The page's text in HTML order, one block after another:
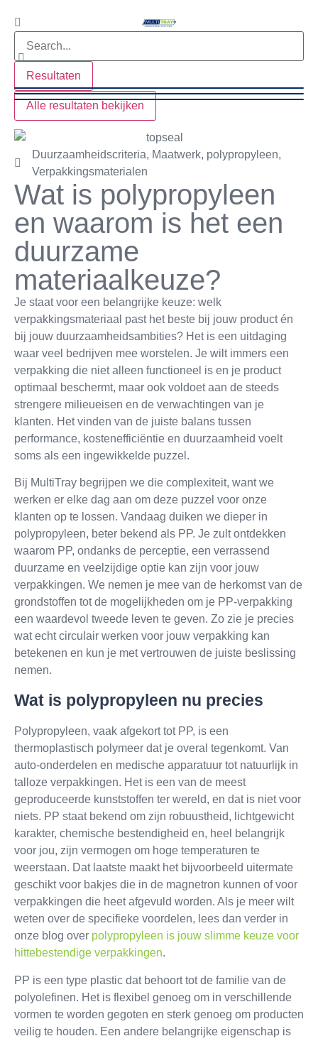
Resultaten
Alle resultaten bekijken
Duurzaamheidscriteria, Maatwerk, polypropyleen,
Verpakkingsmaterialen
Wat is polypropyleen
en waarom is het een
duurzame
materiaalkeuze?
Je staat voor een belangrijke keuze: welk
verpakkingsmateriaal past het beste bij jouw product én
bij jouw duurzaamheidsambities? Het is een uitdaging
waar veel bedrijven mee worstelen. Je wilt immers een
verpakking die niet alleen functioneel is en je product
optimaal beschermt, maar ook voldoet aan de steeds
strengere milieueisen en de verwachtingen van je
klanten. Het vinden van de juiste balans tussen
performance, kostenefficiëntie en duurzaamheid voelt
soms als een ingewikkelde puzzel.
Bij MultiTray begrijpen we die complexiteit, want we
werken er elke dag aan om deze puzzel voor onze
klanten op te lossen. Vandaag duiken we dieper in
polypropyleen, beter bekend als PP. Je zult ontdekken
waarom PP, ondanks de perceptie, een verrassend
duurzame en veelzijdige optie kan zijn voor jouw
verpakkingen. We nemen je mee van de herkomst van de
grondstoffen tot de mogelijkheden om je PP-verpakking
een waardevol tweede leven te geven. Zo zie je precies
wat echt circulair werken voor jouw verpakking kan
betekenen en kun je met vertrouwen de juiste beslissing
nemen.
Wat is polypropyleen nu precies
Polypropyleen, vaak afgekort tot PP, is een
thermoplastisch polymeer dat je overal tegenkomt. Van
auto-onderdelen en medische apparatuur tot natuurlijk in
talloze verpakkingen. Het is een van de meest
geproduceerde kunststoffen ter wereld, en dat is niet voor
niets. PP staat bekend om zijn robuustheid, lichtgewicht
karakter, chemische bestendigheid en, heel belangrijk
voor jou, zijn vermogen om hoge temperaturen te
weerstaan. Dat laatste maakt het bijvoorbeeld uitermate
geschikt voor bakjes die in de magnetron kunnen of voor
verpakkingen die heet afgevuld worden. Als je meer wilt
weten over de specifieke voordelen, lees dan verder in
onze blog over polypropyleen is jouw slimme keuze voor
hittebestendige verpakkingen.
PP is een type plastic dat behoort tot de familie van de
polyolefinen. Het is flexibel genoeg om in verschillende
vormen te worden gegoten en sterk genoeg om producten
veilig te houden. Een andere belangrijke eigenschap is